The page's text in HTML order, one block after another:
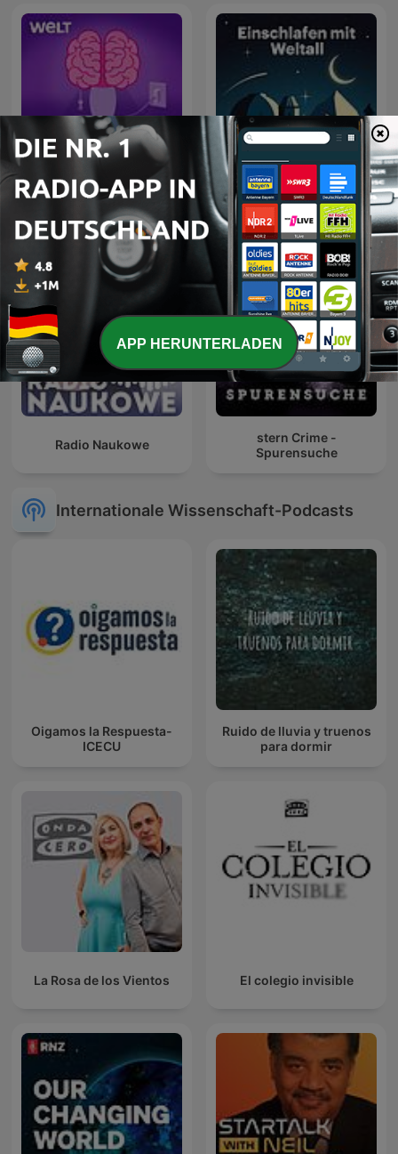
Aha! Zehn Minuten
Alltags-Wissen
Einschlafen mit Weltall
Radio Naukowe
stern Crime -
Spurensuche
Internationale Wissenschaft-Podcasts
Oigamos la Respuesta-
ICECU
Ruido de lluvia y truenos
para dormir
La Rosa de los Vientos El colegio invisible
APP HERUNTERLADEN